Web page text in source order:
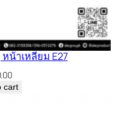
น้าเหลี่ยม E27
cart